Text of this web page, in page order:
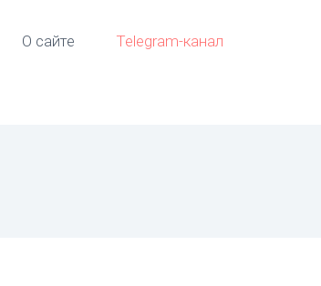
О сайте Telegram-канал